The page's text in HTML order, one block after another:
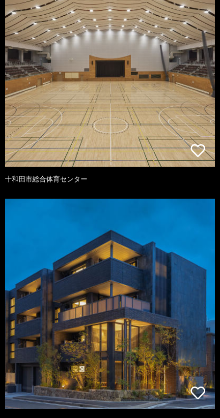
十和田市総合体育センター